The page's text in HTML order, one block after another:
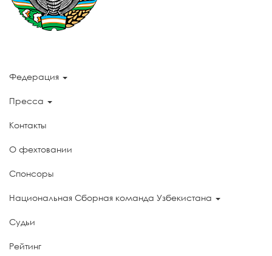
Федерация
Пресса
Контакты
О фехтовании
Спонсоры
Национальная Сборная команда Узбекистана
Судьи
Рейтинг